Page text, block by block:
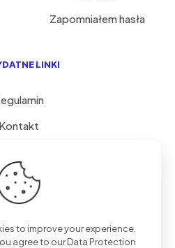
Zapomniałem hasła
LINKI
Kontakt
FAQ
Prawa Zastrzeżone.
| Realizacja STPS
to improve your experience.
agree to ourData Protection